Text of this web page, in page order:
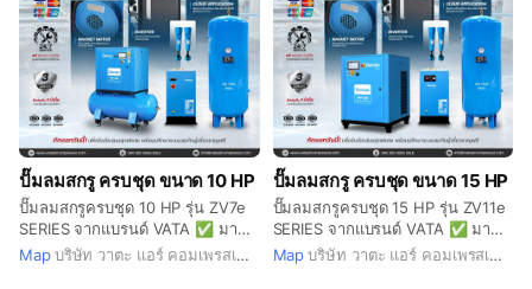
ปั๊มลมสกรู ครบชุด ขนาด 10 HP
ปั๊มลมสกรูครบชุด 10 HP รุ่น ZV7e
SERIES จากแบรนด์ VATA ✅ มา
พร้อมระบบ Cloud System ตรวจ
Map บริษัท วาตะ แอร์ คอมเพรสเซอร์ จำกัด
ปั๊มลมสกรู ครบชุด ขนาด 15 HP
ปั๊มลมสกรูครบชุด 15 HP รุ่น ZV11e
SERIES จากแบรนด์ VATA ✅ มา
พร้อมระบบ Cloud System ตรวจ
Map บริษัท วาตะ แอร์ คอมเพรสเซอร์ จำกัด